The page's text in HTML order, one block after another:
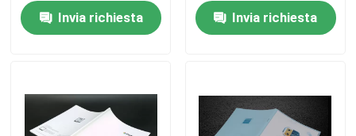
Confezione di tubi di carta
Scatole stampate a colori
Invia richiesta
Invia richiesta